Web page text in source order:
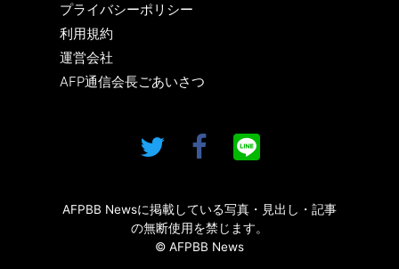
プライバシーポリシー
利用規約
運営会社
AFP通信会長ごあいさつ
AFPBB Newsに掲載している写真・見出し・記事
の無断使用を禁じます。
© AFPBB News